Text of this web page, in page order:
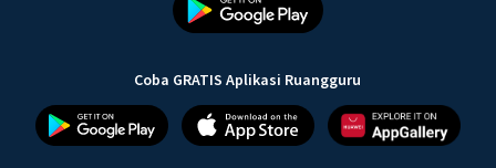
Coba GRATIS Aplikasi Ruangguru